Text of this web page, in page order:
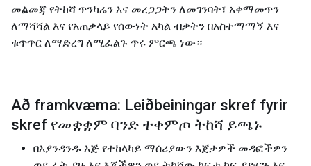
መልመጃ የትከሻ ጥንካሬን እና መረጋጋትን ለመገንባት፣ አቀማመጥን
ለማሻሻል እና የአጠቃላይ የሰውነት አካል ብቃትን በአስተማማኝ እና
ቁጥጥር ለማድረግ ለሚፈልጉ ጥሩ ምርጫ ነው።
Að framkvæma: Leiðbeiningar skref fyrir
skref የመቋቋም ባንድ ተቀምጦ ትከሻ ይጫኑ
በእያንዳንዱ እጅ የተከላካይ ማሰሪያውን እጀታዎች መዳፎችዎን